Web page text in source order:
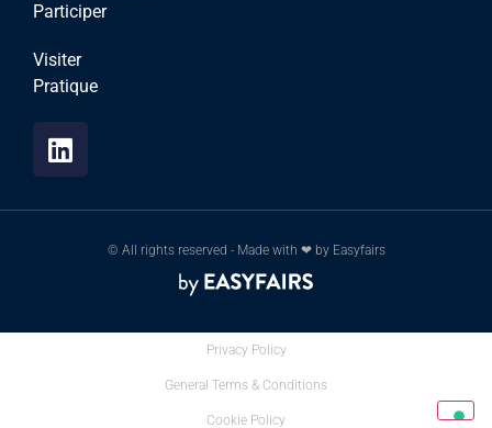
Participer
Visiter
Pratique
© All rights reserved - Made with ❤ by Easyfairs
Privacy Policy
General Terms & Conditions
Cookie Policy